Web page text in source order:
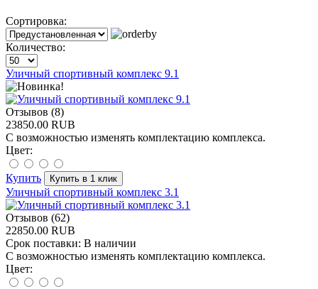
Сортировка:
Количество:
Уличный спортивный комплекс 9.1
Отзывов (8)
23850.00 RUB
С возможностью изменять комплектацию комплекса.
Цвет:
Купить
Уличный спортивный комплекс 3.1
Отзывов (62)
22850.00 RUB
Срок поставки: В наличии
С возможностью изменять комплектацию комплекса.
Цвет: